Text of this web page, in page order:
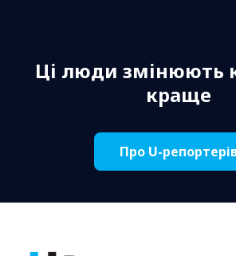
Ці люди змінюють
краще
Про U-